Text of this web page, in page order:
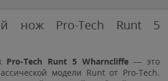
нож Pro-Tech Runt 5
Pro-Tech Runt 5 Wharncliffe— это
модели Runt от Pro-Tech.